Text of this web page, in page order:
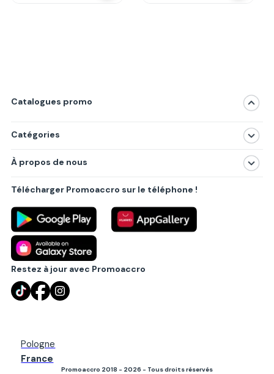
Catalogues promo
Catégories
Produits
Villes principales
À propos de nous
Politique de confidentialité
Règlements
Partenariat B2B
Blog
Contact
Télécharger Promoaccro sur le téléphone !
Restez à jour avec Promoaccro
Pologne
France
Promoaccro 2018 - 2026 - Tous droits réservés